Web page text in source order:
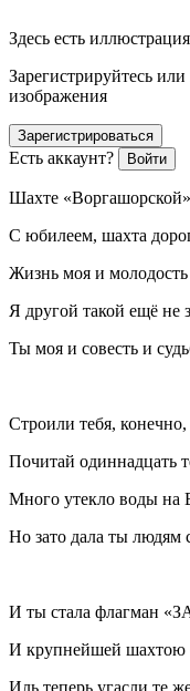
Здесь есть иллюстрация
Зарегистрируйтесь
изображения
Зарегистрироваться
Есть аккаунт? Войти
Шахте
С юбилеем, шахта
Жизнь моя и
Я другой такой ещё не
Ты моя и совесть и
Строили тебя, конечно,
Почитай одиннадцать
Много утекло воды на
Но зато дала ты людям
И ты стала флагман
И крупнейшей шахтою